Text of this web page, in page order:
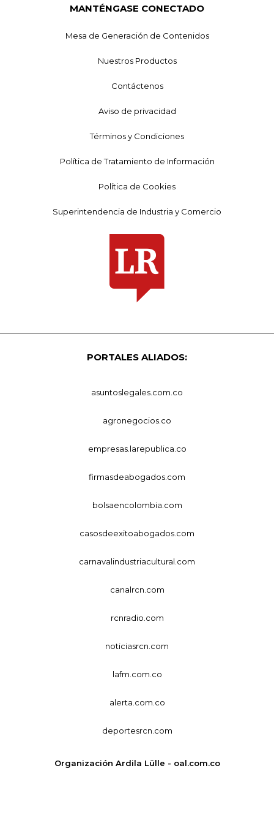
MANTÉNGASE CONECTADO
Mesa de Generación de Contenidos
Nuestros Productos
Contáctenos
Aviso de privacidad
Términos y Condiciones
Política de Tratamiento de Información
Política de Cookies
Superintendencia de Industria y Comercio
PORTALES ALIADOS:
asuntoslegales.com.co
agronegocios.co
empresas.larepublica.co
firmasdeabogados.com
bolsaencolombia.com
casosdeexitoabogados.com
carnavalindustriacultural.com
canalrcn.com
rcnradio.com
noticiasrcn.com
lafm.com.co
alerta.com.co
deportesrcn.com
Organización Ardila Lülle - oal.com.co